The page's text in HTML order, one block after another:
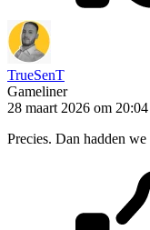
TrueSenT
Gameliner
28 maart 2026 om 20:04
Precies. Dan hadden